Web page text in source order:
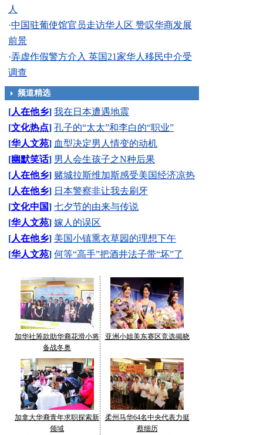
人
·中国驻葡使馆官员走访华人区 赞叹华商发展
前景
·弄虚作假警方介入 英国21家华人移民中介受
调查
频道精选
[人在他乡] 我在日本遭遇地震
[文化热点] 孔子的“太太”和李白的“职业”
[华人文苑] 血型决定男人情变的动机
[幽默笑话] 男人会生孩子之N种后果
[人在他乡] 赌城拉斯维加斯感受美国经济凉热
[人在他乡] 日本警察非让我去刷牙
[文化中国] 七夕节的由来与传说
[华人文苑] 嫁人的误区
[人在他乡] 美国小镇熏衣草园的理想下午
[华人文苑] 何等“高手”把酒井法子带“坏”了
加华社筹款助华裔花滑小将
备战冬奥
亚洲小姐美东赛区竞选揭晓
加拿大华裔青年求职探索新
领域
柔州马华64名中央代表力挺
蔡细历